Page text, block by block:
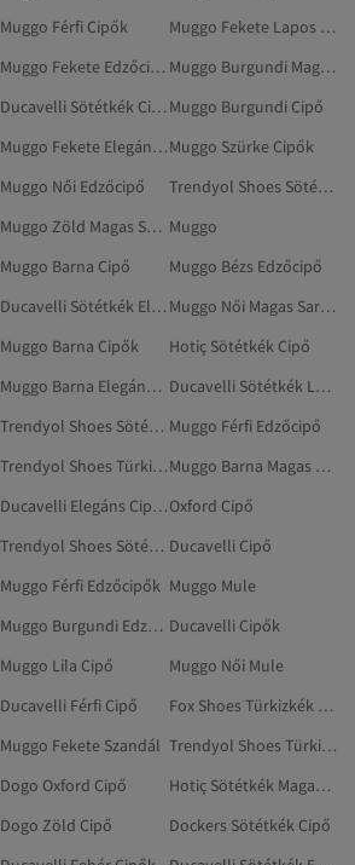
Muggo Férfi Cipők
Muggo Fekete Lapos Cipő
Muggo Fekete Edzőcipők
Muggo Burgundi Magas Sarkú Cipő
Ducavelli Sötétkék Cipő Muggo Burgundi Cipő
Muggo Fekete Elegáns CipőkMuggo Szürke Cipők
Muggo Női Edzőcipő
Trendyol Shoes Sötétkék Magas Sarkú Cipő
Muggo Zöld Magas Sarkú Cipő Muggo
Muggo Barna Cipő
Muggo Bézs Edzőcipő
Ducavelli Sötétkék Elegáns Cipők
Muggo Női Magas Sarkú Cipő
Muggo Barna Cipők
Hotiç Sötétkék Cipő
Muggo Barna Elegáns Cipők
Ducavelli Sötétkék Lapos Cipő
Trendyol Shoes Sötétkék Cipők Muggo Férfi Edzőcipő
Trendyol Shoes Türkizkék Cipő
Muggo Barna Magas Sarkú Cipő
Ducavelli Elegáns CipőkOxford Cipő
Trendyol Shoes Sötétkék Lapos Cipő Ducavelli Cipő
Muggo Férfi Edzőcipők Muggo Mule
Muggo Burgundi Edzőcipők Ducavelli Cipők
Muggo Lila Cipő
Muggo Női Mule
Ducavelli Férfi Cipő
Fox Shoes Türkizkék Cipő
Muggo Fekete Szandál
Trendyol Shoes Türkizkék Magas Sarkú Cipő
Dogo Oxford Cipő
Hotiç Sötétkék Magas Sarkú Cipő
Dogo Zöld Cipő
Dockers Sötétkék Cipő